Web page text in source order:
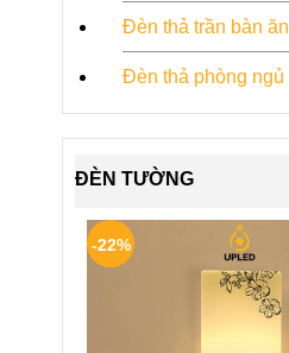
Đèn thả trần bàn ăn
Đèn thả phòng ngủ
ĐÈN TƯỜNG
-22%